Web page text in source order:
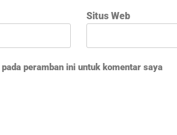
Situs Web
peramban ini untuk komentar saya